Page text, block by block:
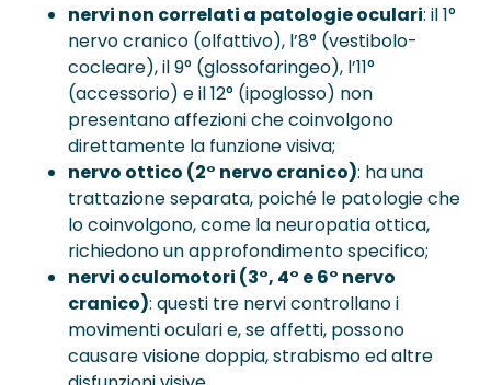
nervi non correlati a patologie oculari: il 1°
nervo cranico (olfattivo), l’8° (vestibolo-
cocleare), il 9° (glossofaringeo), l’11°
(accessorio) e il 12° (ipoglosso) non
presentano affezioni che coinvolgono
direttamente la funzione visiva;
nervo ottico (2° nervo cranico): ha una
trattazione separata, poiché le patologie che
lo coinvolgono, come la neuropatia ottica,
richiedono un approfondimento specifico;
nervi oculomotori (3°, 4° e 6° nervo
cranico): questi tre nervi controllano i
movimenti oculari e, se affetti, possono
causare visione doppia, strabismo ed altre